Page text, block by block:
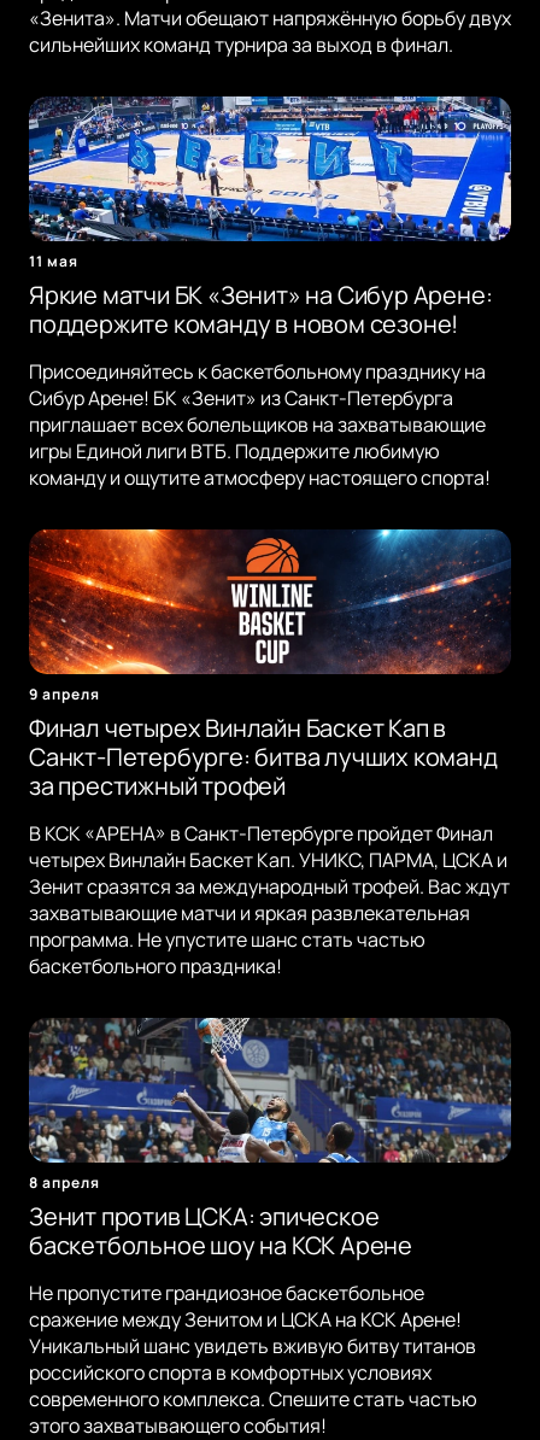
«Зенита». Матчи обещают напряжённую борьбу двух
сильнейших команд турнира за выход в финал.
11 мая
Яркие матчи БК «Зенит» на Сибур Арене:
поддержите команду в новом сезоне!
Присоединяйтесь к баскетбольному празднику на
Сибур Арене! БК «Зенит» из Санкт-Петербурга
приглашает всех болельщиков на захватывающие
игры Единой лиги ВТБ. Поддержите любимую
команду и ощутите атмосферу настоящего спорта!
9 апреля
Финал четырех Винлайн Баскет Кап в
Санкт-Петербурге: битва лучших команд
за престижный трофей
В КСК «АРЕНА» в Санкт-Петербурге пройдет Финал
четырех Винлайн Баскет Кап. УНИКС, ПАРМА, ЦСКА и
Зенит сразятся за международный трофей. Вас ждут
захватывающие матчи и яркая развлекательная
программа. Не упустите шанс стать частью
баскетбольного праздника!
8 апреля
Зенит против ЦСКА: эпическое
баскетбольное шоу на КСК Арене
Не пропустите грандиозное баскетбольное
сражение между Зенитом и ЦСКА на КСК Арене!
Уникальный шанс увидеть вживую битву титанов
российского спорта в комфортных условиях
современного комплекса. Спешите стать частью
этого захватывающего события!